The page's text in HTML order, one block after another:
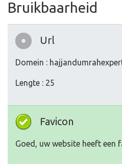
Bruikbaarheid
Url
Domein :
Lengte : 25
Favicon
Goed, uw website heeft een